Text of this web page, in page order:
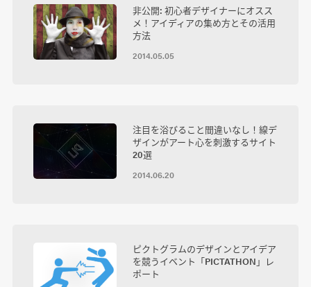
非公開: 初心者デザイナーにオスス
メ！アイディアの集め方とその活用
方法
2014.05.05
注目を浴びること間違いなし！線デ
ザインがアート心を刺激するサイト
20選
2014.06.20
ピクトグラムのデザインとアイデア
を競うイベント「PICTATHON」レ
ポート